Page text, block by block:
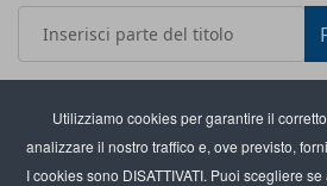
Utilizziamo cookies per garantire il
analizzare il nostro traffico e, ove previsto,
I cookies sono DISATTIVATI. Puoi scegliere
Inserisci parte del titolo
Titolo
Gruppo Gros sceglie il